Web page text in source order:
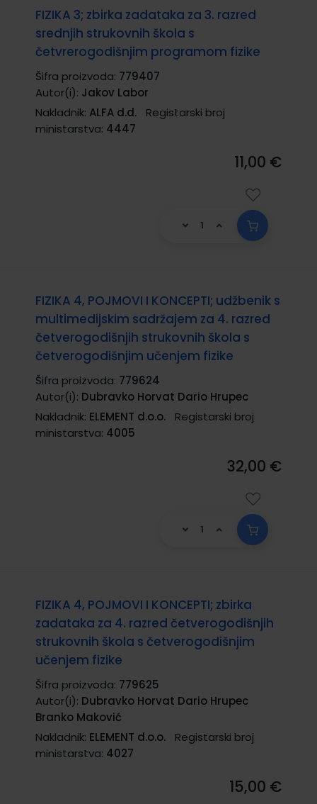
FIZIKA 3; zbirka zadataka za 3. razred
srednjih strukovnih škola s
četvrerogodišnjim programom fizike
Šifra proizvoda: 779407
Autor(i): Jakov Labor
Nakladnik: ALFA d.d.
Registarski broj
ministarstva: 4447
11,00 €
FIZIKA 4, POJMOVI I KONCEPTI; udžbenik s
multimedijskim sadržajem za 4. razred
četverogodišnjih strukovnih škola s
četverogodišnjim učenjem fizike
Šifra proizvoda: 779624
Autor(i): Dubravko Horvat Dario Hrupec
Nakladnik: ELEMENT d.o.o.
Registarski broj
ministarstva: 4005
32,00 €
FIZIKA 4, POJMOVI I KONCEPTI; zbirka
zadataka za 4. razred četverogodišnjih
strukovnih škola s četverogodišnjim
učenjem fizike
Šifra proizvoda: 779625
Autor(i): Dubravko Horvat Dario Hrupec
Branko Maković
Nakladnik: ELEMENT d.o.o.
Registarski broj
ministarstva: 4027
15,00 €